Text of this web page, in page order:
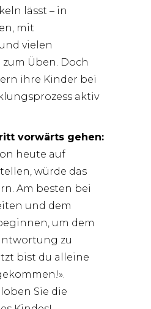
lässt – in
mit
vielen
Üben. Doch
ihre Kinder bei
aktiv
vorwärts gehen:
heute auf
würde das
Am besten bei
und dem
um dem
zu
bist du alleine
Sie die